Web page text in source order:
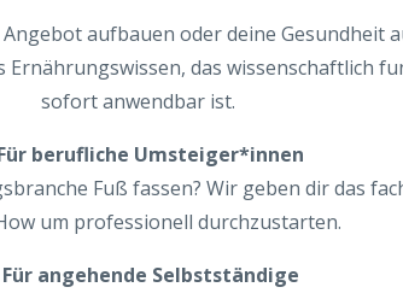
aufbauen oder deine Gesundheit
das wissenschaftlich
sofort anwendbar ist.
berufliche Umsteiger*innen
Fuß fassen? Wir geben dir das
um professionell durchzustarten.
Für angehende Selbstständige